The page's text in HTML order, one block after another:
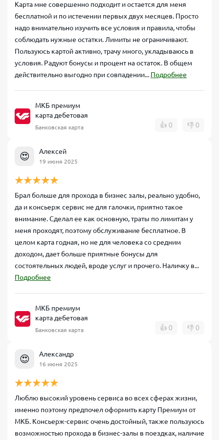
Карта мне совершенно подходит и остается для меня
бесплатной и по истечении первых двух месяцев. Просто
надо внимательно изучить все условия и правила, чтобы
соблюдать нужные остатки. Лимиты не ограничивают.
Пользуюсь картой активно, трачу много, укладываюсь в
условия. Радуют бонусы и процент на остаток. В общем
действительно выгодно при совпадении... Подробнее
МКБ премиум
карта дебетовая
Банковская карта 👍 0 👎 0
😍 Алексей
19 июня 2025
Брал больше для прохода в бизнес залы, реально удобно,
да и консьерж сервис не для галочки, приятно такое
внимание. Сделал ее как основную, траты по лимитам у
меня проходят, поэтому обслуживание бесплатное. В
целом карта годная, но не для человека со средним
доходом, дает больше приятные бонусы для
состоятельных людей, вроде услуг и прочего. Наличку в...
Подробнее
МКБ премиум
карта дебетовая
Банковская карта 👍 0 👎 0
😍 Александр
16 июня 2025
Люблю высокий уровень сервиса во всех сферах жизни,
именно поэтому предпочел оформить карту Премиум от
МКБ. Консьерж-сервис очень достойный, также пользуюсь
возможностью прохода в бизнес-залы в поездках, наличие